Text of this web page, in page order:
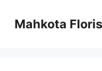
Mahkota